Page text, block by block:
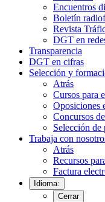
Encuentros
Boletín
Revista
DGT en
Transparencia
DGT en cifras
Selección y
Atrás
Cursos para
Oposiciones
Concursos
Selección de
Trabaja con
Atrás
Recursos
Factura
Idioma:
Cerrar